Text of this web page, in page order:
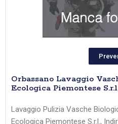
Orbassano Lavaggio
Ecologica Piemontese
Lavaggio Pulizia Vasche
Ecologica Piemontese S.r.l.,